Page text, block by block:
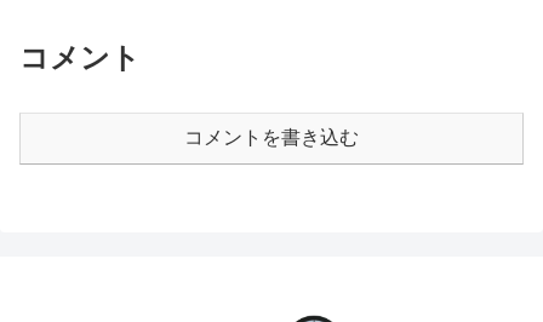
コメント
コメントを書き込む